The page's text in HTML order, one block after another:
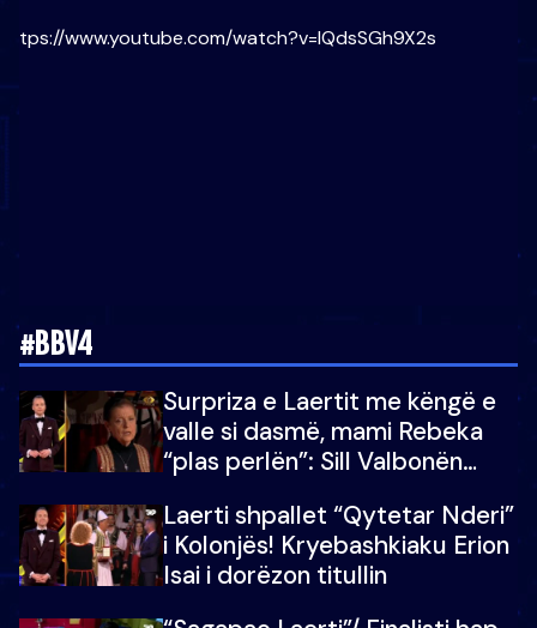
https://www.youtube.com/watch?v=lQdsSGh9X2s
#BBV4
Surpriza e Laertit me këngë e
valle si dasmë, mami Rebeka
“plas perlën”: Sill Valbonën
Laerti shpallet “Qytetar Nderi”
i Kolonjës! Kryebashkiaku Erion
Isai i dorëzon titullin